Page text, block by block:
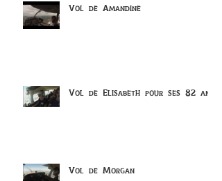
Vol de Amandine
Vol de Elisabeth pour ses 82 ans
Vol de Morgan